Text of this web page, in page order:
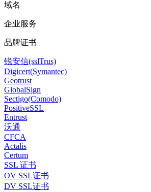
域名
企业服务
品牌证书
锐安信(sslTrus)
Digicert(Symantec)
Geotrust
GlobalSign
Sectigo(Comodo)
PositiveSSL
Entrust
沃通
CFCA
Actalis
Certum
SSL 证书
OV SSL证书
DV SSL证书